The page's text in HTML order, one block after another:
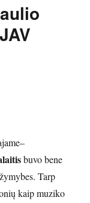
buvo bene
Tarp
kaip muziko